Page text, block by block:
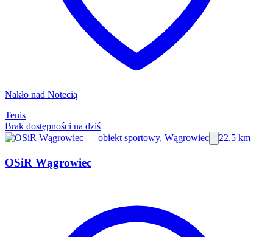
Nakło nad Notecią
Tenis
Brak dostępności na dziś
22.5 km
OSiR Wągrowiec